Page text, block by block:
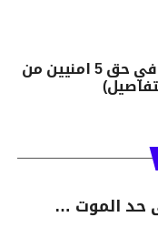
ابطاقة ايداع بالسجن في حق 5 امنيين من
حد الموت …